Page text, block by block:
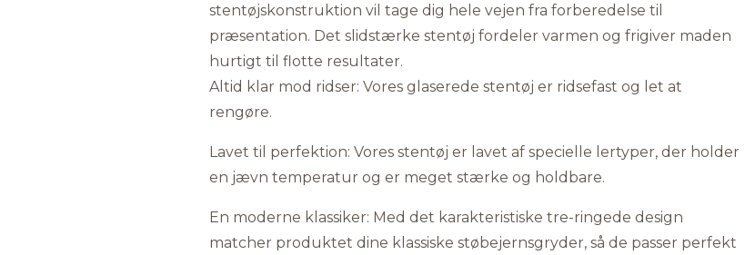
stentøjskonstruktion vil tage dig hele vejen fra forberedelse til
præsentation. Det slidstærke stentøj fordeler varmen og frigiver maden
hurtigt til flotte resultater.
Altid klar mod ridser: Vores glaserede stentøj er ridsefast og let at
rengøre.
Lavet til perfektion: Vores stentøj er lavet af specielle lertyper, der holder
en jævn temperatur og er meget stærke og holdbare.
En moderne klassiker: Med det karakteristiske tre-ringede design
matcher produktet dine klassiske støbejernsgryder, så de passer perfekt